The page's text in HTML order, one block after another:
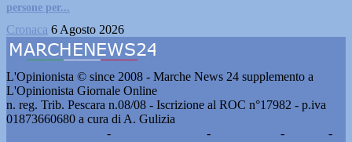
persone per...
Cronaca 6 Agosto 2026
L'Opinionista © since 2008 - Marche News 24 supplemento a
L'Opinionista Giornale Online
n. reg. Trib. Pescara n.08/08 - Iscrizione al ROC n°17982 - p.iva
01873660680 a cura di A. Gulizia
- - -
-